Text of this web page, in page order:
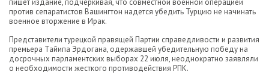
пишет издание, подчеркивая, что совместной военной операцией
против сепаратистов Вашингтон надется убедить Турцию не начинать
военное вторжение в Ирак.
Представители турецкой правящей Партии справедливости и развития
премьера Тайипа Эрдогана, одержавшей убедительную победу на
досрочных парламентских выборах 22 июля, неоднократно заявляли
о необходимости жесткого противодействия РПК.